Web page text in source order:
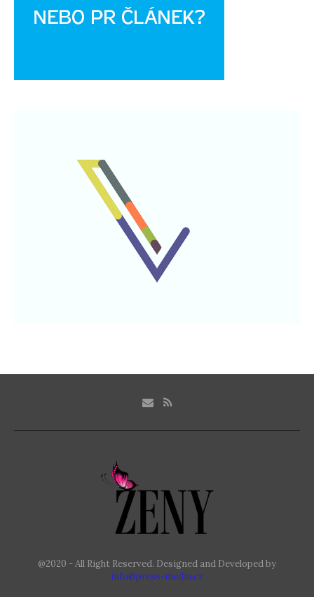
@2020 - All Right Reserved. Designed and Developed by
info@press-media.cz